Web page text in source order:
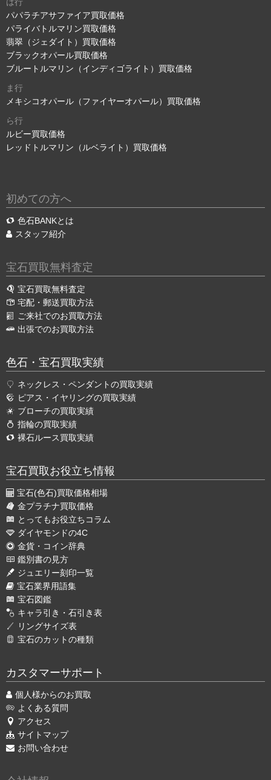
は行
パパラチアサファイア買取価格
パライバトルマリン買取価格
翡翠（ジェダイト）買取価格
ブラックオパール買取価格
ブルートルマリン（インディゴライト）買取価格
ま行
メキシコオパール（ファイヤーオパール）買取価格
ら行
ルビー買取価格
レッドトルマリン（ルベライト）買取価格
初めての方へ
色石BANKとは
スタッフ紹介
宝石買取無料査定
宝石買取無料査定
宅配・郵送買取方法
ご来社でのお買取方法
出張でのお買取方法
色石・宝石買取実績
ネックレス・ペンダントの買取実績
ピアス・イヤリングの買取実績
ブローチの買取実績
指輪の買取実績
裸石ルース買取実績
宝石買取お役立ち情報
宝石(色石)買取価格相場
金プラチナ買取価格
とってもお役立ちコラム
ダイヤモンドの4C
金貨・コイン辞典
鑑別書の見方
ジュエリー刻印一覧
宝石業界用語集
宝石図鑑
キャラ引き・石引き表
リングサイズ表
宝石のカットの種類
カスタマーサポート
個人様からのお買取
よくある質問
アクセス
サイトマップ
お問い合わせ